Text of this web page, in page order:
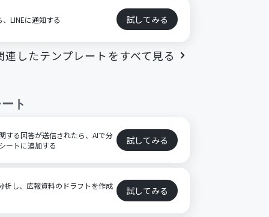
LINEに通知する 試してみる
連したテンプレートをすべて見る
ト
する回答が送信されたら、AIで分
ートに追加する
試してみる
析し、広報資料のドラフトを作成 試してみる